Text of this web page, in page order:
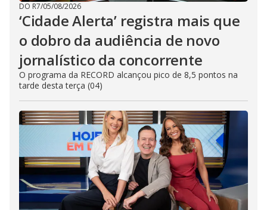
DO R7/05/08/2026
‘Cidade Alerta’ registra mais que
o dobro da audiência de novo
jornalístico da concorrente
O programa da RECORD alcançou pico de 8,5 pontos na
tarde desta terça (04)